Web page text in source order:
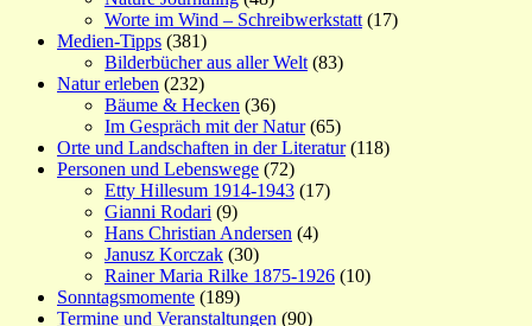
Worte im Wind – Schreibwerkstatt (17)
Medien-Tipps (381)
Bilderbücher aus aller Welt (83)
Natur erleben (232)
Bäume & Hecken (36)
Im Gespräch mit der Natur(65)
Orte und Landschaften in der Literatur(118)
Personen und Lebenswege (72)
Etty Hillesum 1914-1943 (17)
Gianni Rodari (9)
Hans Christian Andersen (4)
Janusz Korczak (30)
Rainer Maria Rilke 1875-1926 (10)
Sonntagsmomente (189)
Termine und Veranstaltungen (90)